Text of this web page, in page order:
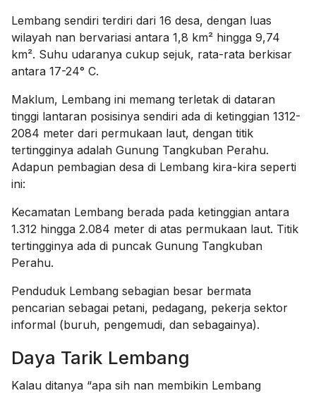
Lembang sendiri terdiri dari 16 desa, dengan luas
wilayah nan bervariasi antara 1,8 km² hingga 9,74
km². Suhu udaranya cukup sejuk, rata-rata berkisar
antara 17-24° C.
Maklum, Lembang ini memang terletak di dataran
tinggi lantaran posisinya sendiri ada di ketinggian 1312-
2084 meter dari permukaan laut, dengan titik
tertingginya adalah Gunung Tangkuban Perahu.
Adapun pembagian desa di Lembang kira-kira seperti
ini:
Kecamatan Lembang berada pada ketinggian antara
1.312 hingga 2.084 meter di atas permukaan laut. Titik
tertingginya ada di puncak Gunung Tangkuban
Perahu.
Penduduk Lembang sebagian besar bermata
pencarian sebagai petani, pedagang, pekerja sektor
informal (buruh, pengemudi, dan sebagainya).
Daya Tarik Lembang
Kalau ditanya “apa sih nan membikin Lembang